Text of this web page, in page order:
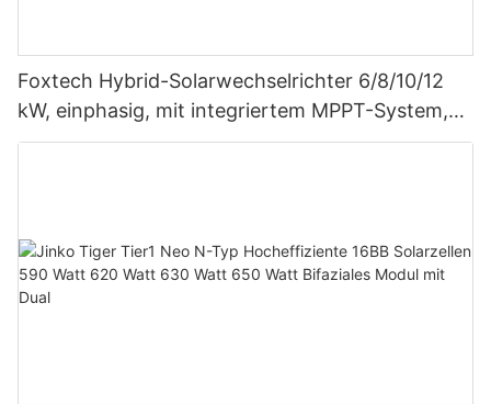
Foxtech Hybrid-Solarwechselrichter 6/8/10/12
kW, einphasig, mit integriertem MPPT-System,
unterstützt Parallelschaltung von bis zu 9